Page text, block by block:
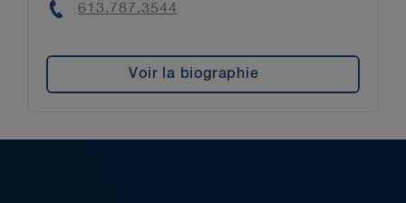
Phone
613.787.3544
Voir la biographie